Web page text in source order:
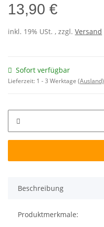
13,90 €
inkl. 19% USt. , zzgl. Versand
Sofort verfügbar
Lieferzeit: 1 - 3 Werktage (Ausland)
Beschreibung
Produktmerkmale: